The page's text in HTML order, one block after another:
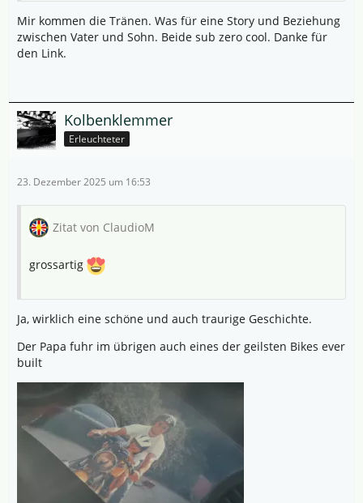
Mir kommen die Tränen. Was für eine Story und Beziehung
zwischen Vater und Sohn. Beide sub zero cool. Danke für
den Link.
Kolbenklemmer
Erleuchteter
23. Dezember 2025 um 16:53
Zitat von ClaudioM
grossartig
Ja, wirklich eine schöne und auch traurige Geschichte.
Der Papa fuhr im übrigen auch eines der geilsten Bikes ever
built